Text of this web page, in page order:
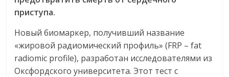
приступа.
Новый биомаркер, получивший название
«жировой радиомический профиль» (FRP – fat
radiomic profile), разработан исследователями из
Оксфордского университета. Этот тест с